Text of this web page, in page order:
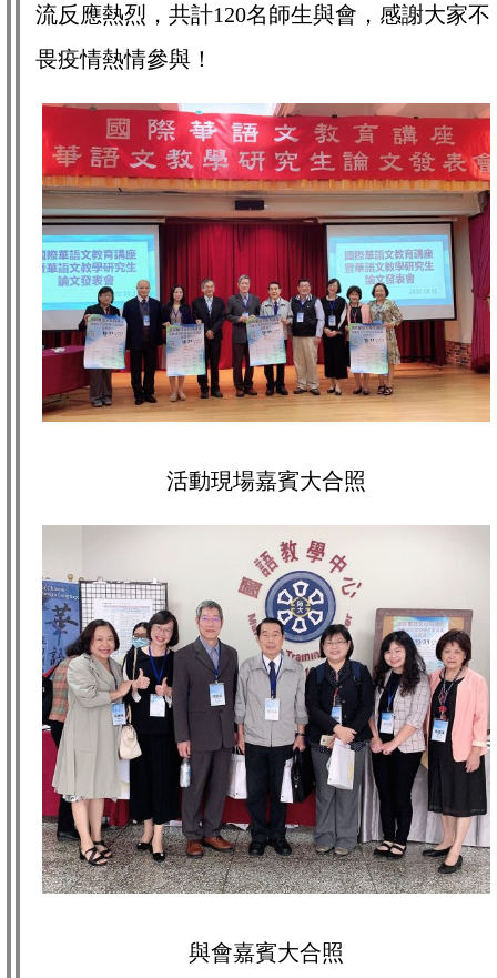
流反應熱烈，共計120名師生與會，感謝大家不
畏疫情熱情參與！
活動現場嘉賓大合照
與會嘉賓大合照